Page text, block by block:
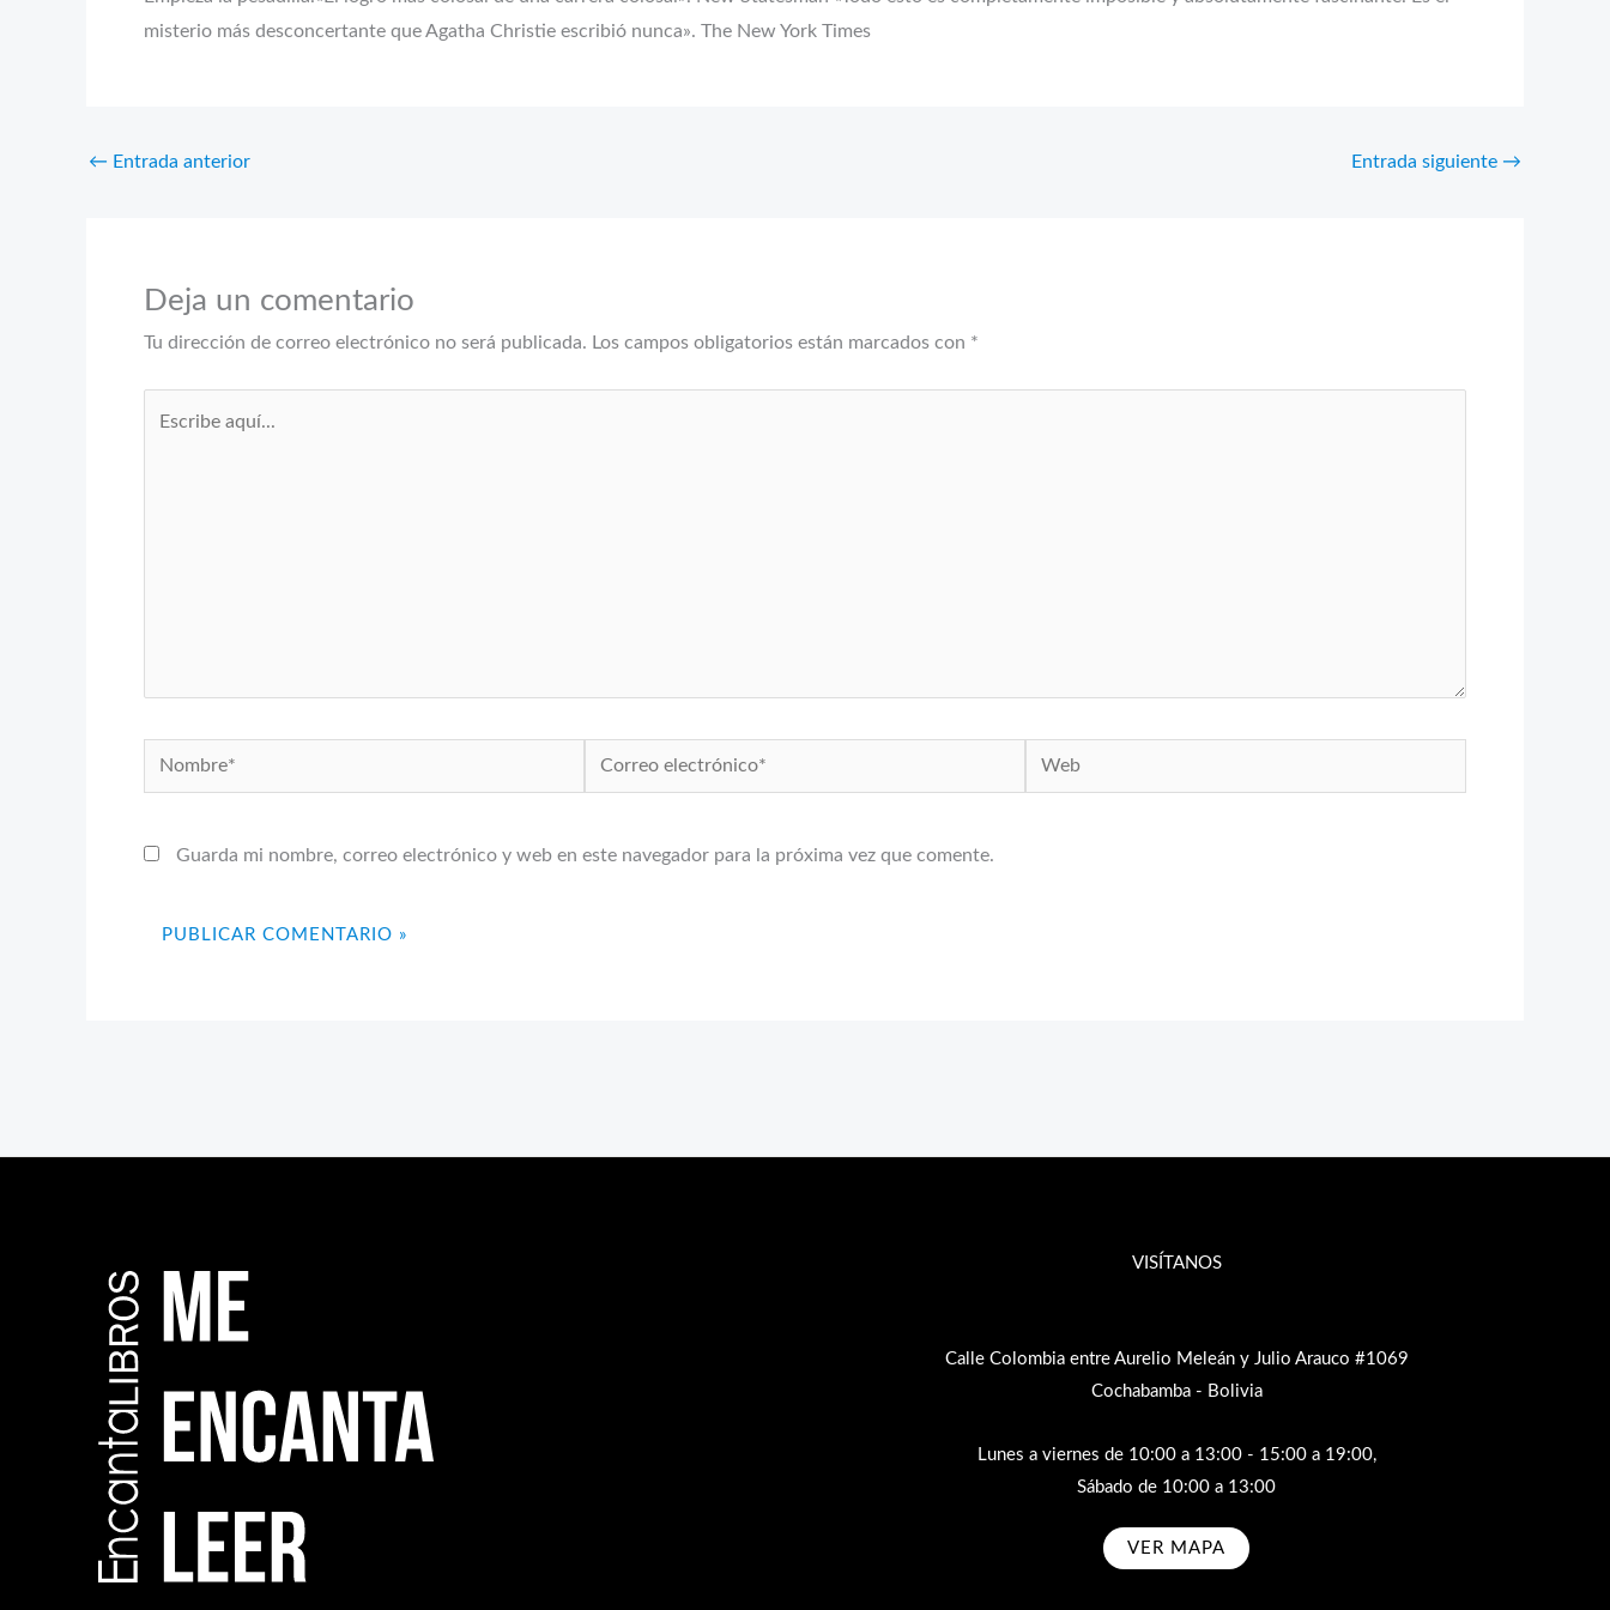
misterio más desconcertante que Agatha Christie escribió nunca». The New York Times
← Entrada anterior Entrada siguiente →
Deja un comentario
Tu dirección de correo electrónico no será publicada. Los campos obligatorios están marcados con *
Nombre*
Correo
electrónico*
Web
Guarda mi nombre, correo electrónico y web en este navegador para la próxima vez que comente.
VISÍTANOS
Calle Colombia entre Aurelio Meleán y Julio Arauco #1069
Cochabamba - Bolivia
Lunes a viernes de 10:00 a 13:00 - 15:00 a 19:00,
Sábado de 10:00 a 13:00
VER MAPA